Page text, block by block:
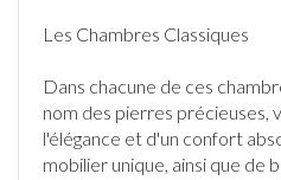
Les Chambres Classiques
Dans chacune de ces
nom des pierres précieuses,
l'élégance et d'un confort
mobilier unique, ainsi que de